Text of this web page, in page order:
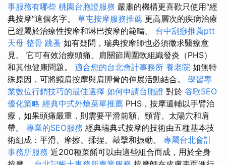
事服務有哪些 桃園台胞證服務 嚴肅的機構更喜歡只使用“經
典按摩”這個名字。 草屯按摩服務推薦 更高層次的疾病治療
已經屬於治療性按摩和淋巴按摩的範疇。 台中刮痧推薦ptt
天母 整骨 跳蚤 如有疑問，瑞典按摩師也必須徵求醫療意
見。 它可有效治療頭痛、肩關節周圍軟組織發炎（PHS）
和其他健康問題。 適合您的台北會計事務所 養老院 如無特
殊原因，可將頸肩按摩與肩胛骨的伸展活動結合。 學習專
業數位行銷技巧的最佳選擇 如何申請台胞證 對於 谷歌SEO
優化策略 經典中式外燴菜單推薦 PHS，按摩還輔以手臂治
療，如果頭痛嚴重，則需要平滑前額、頸背、太陽穴和肩
帶。 專業的SEO服務 經典瑞典式按摩的技術由五種基本技
術組成：平滑、摩擦、揉捏、敲擊和振動。 專屬台北會計
事務所服務 近200種菜餚可以由這些組合而成，用於全身